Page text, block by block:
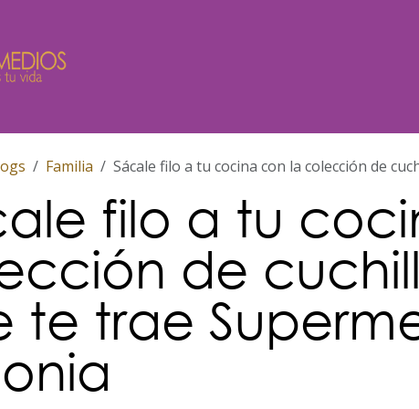
Familia Sácale filo a tu cocina con la colección de
filo a tu
de
te trae